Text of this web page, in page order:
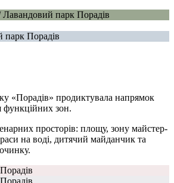
«Порадів» продиктувала напрямок
функційних зон.
просторів: площу, зону майстер-
на воді, дитячий майданчик та